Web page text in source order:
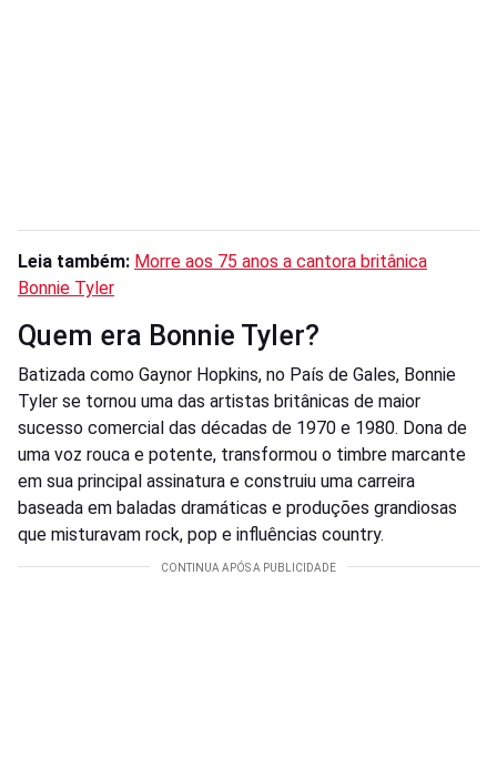
Leia também: Morre aos 75 anos a cantora britânica
Bonnie Tyler
Quem era Bonnie Tyler?
Batizada como Gaynor Hopkins, no País de Gales, Bonnie
Tyler se tornou uma das artistas britânicas de maior
sucesso comercial das décadas de 1970 e 1980. Dona de
uma voz rouca e potente, transformou o timbre marcante
em sua principal assinatura e construiu uma carreira
baseada em baladas dramáticas e produções grandiosas
que misturavam rock, pop e influências country.